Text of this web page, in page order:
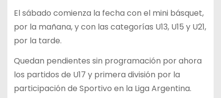
El sábado comienza la fecha con el mini básquet,
por la mañana, y con las categorías U13, U15 y U21,
por la tarde.
Quedan pendientes sin programación por ahora
los partidos de U17 y primera división por la
participación de Sportivo en la Liga Argentina.